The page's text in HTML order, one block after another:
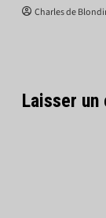
Charles de
Laisser